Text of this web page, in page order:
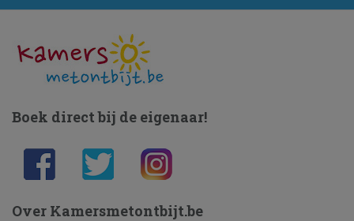
Boek direct bij de eigenaar!
Over Kamersmetontbijt.be